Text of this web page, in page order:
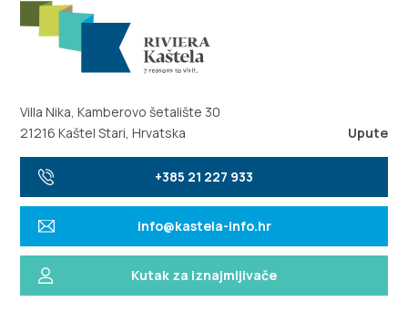
Villa Nika, Kamberovo šetalište 30
21216 Kaštel Stari, Hrvatska
Upute
+385 21 227 933
info@kastela-info.hr
Kutak za iznajmljivače